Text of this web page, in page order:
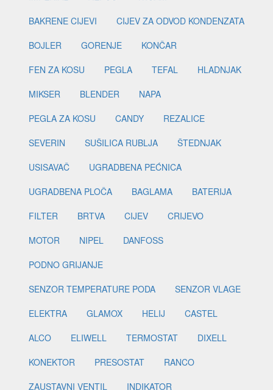
BAKRENE CIJEVI
CIJEV ZA ODVOD KONDENZATA
BOJLER
GORENJE
KONČAR
FEN ZA KOSU
PEGLA TEFAL
HLADNJAK
MIKSER
BLENDER
NAPA
PEGLA ZA KOSU
CANDY
REZALICE
SEVERIN
SUŠILICA RUBLJA
ŠTEDNJAK
USISAVAČ
UGRADBENA PEĆNICA
UGRADBENA PLOČA
BAGLAMA
BATERIJA
FILTER
BRTVA CIJEV
CRIJEVO
MOTOR
NIPEL
DANFOSS
PODNO GRIJANJE
SENZOR TEMPERATURE PODA
SENZOR VLAGE
ELEKTRA
GLAMOX HELIJ
CASTEL
ALCO
ELIWELL TERMOSTAT
DIXELL
KONEKTOR
PRESOSTAT
RANCO
ZAUSTAVNI VENTIL
INDIKATOR